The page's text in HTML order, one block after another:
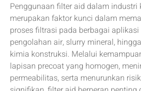
Penggunaan filter aid dalam industri
merupakan faktor kunci dalam
proses filtrasi pada berbagai
pengolahan air, slurry mineral,
kimia konstruksi. Melalui
lapisan precoat yang homogen,
permeabilitas, serta menurunkan